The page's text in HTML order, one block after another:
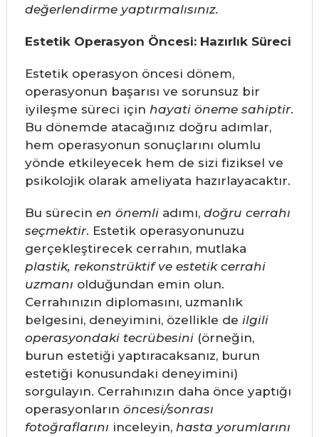
değerlendirme yaptırmalısınız.
Estetik Operasyon Öncesi: Hazırlık Süreci
Estetik operasyon öncesi dönem,
operasyonun başarısı ve sorunsuz bir
iyileşme süreci için hayati öneme sahiptir.
Bu dönemde atacağınız doğru adımlar,
hem operasyonun sonuçlarını olumlu
yönde etkileyecek hem de sizi fiziksel ve
psikolojik olarak ameliyata hazırlayacaktır.
Bu sürecin en önemliadımı, doğru cerrahı
seçmektir. Estetik operasyonunuzu
gerçekleştirecek cerrahın, mutlaka
plastik, rekonstrüktif ve estetik cerrahi
uzmanı olduğundan emin olun.
Cerrahınızın diplomasını, uzmanlık
belgesini, deneyimini, özellikle de ilgili
operasyondaki tecrübesini(örneğin,
burun estetiği yaptıracaksanız, burun
estetiği konusundaki deneyimini)
sorgulayın. Cerrahınızın daha önce yaptığı
operasyonların öncesi/sonrası
fotoğraflarını inceleyin, hasta yorumlarını